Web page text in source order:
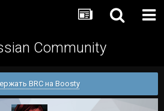
Community
BRC на Boosty